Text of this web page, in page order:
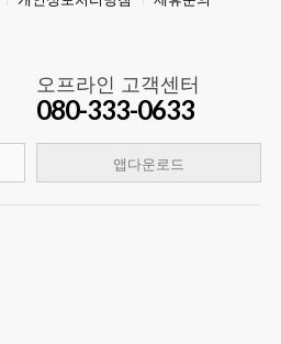
오프라인 고객센터
080-333-0633
앱다운로드